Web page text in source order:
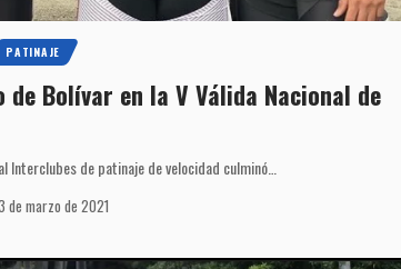
PATINAJE
de Bolívar en la V Válida Nacional de
Interclubes de patinaje de velocidad culminó…
de marzo de 2021